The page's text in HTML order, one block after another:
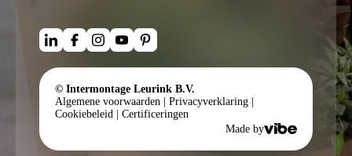
© Intermontage Leurink B.V.
Algemene voorwaarden
Privacyverklaring
Cookiebeleid
Certificeringen
Made by